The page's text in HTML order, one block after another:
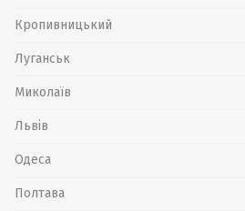
Кропивницький
Луганськ
Миколаїв
Львів
Одеса
Полтава